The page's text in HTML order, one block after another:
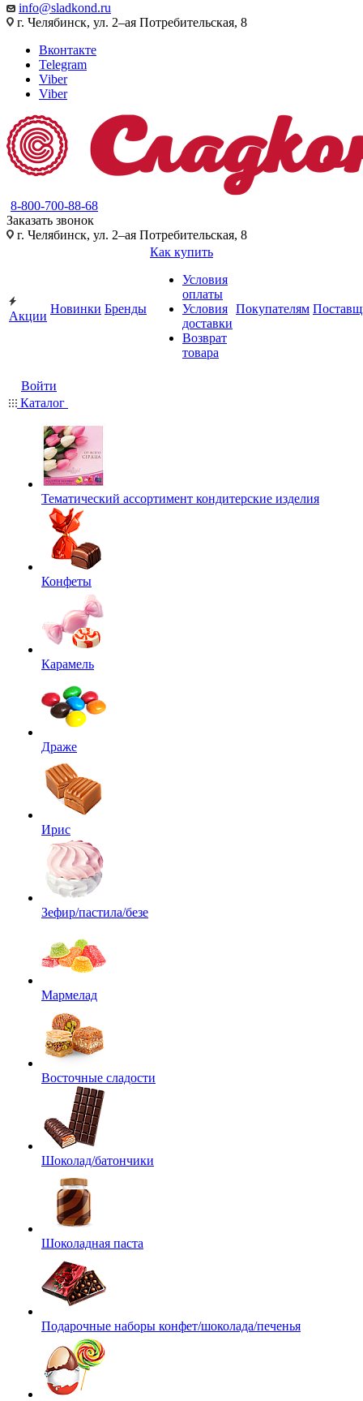
info@sladkond.ru
г. Челябинск, ул. 2–ая Потребительская, 8
Вконтакте
Telegram
Viber
Viber
8-800-700-88-68
Заказать звонок
г. Челябинск, ул. 2–ая Потребительская, 8
Акции
Новинки Бренды
Как купить
Условия
оплаты
Условия
доставки
Возврат
товара
Покупателям
Войти
Каталог
Тематический ассортимент кондитерские изделия
Конфеты
Карамель
Драже
Ирис
Зефир/пастила/безе
Мармелад
Восточные сладости
Шоколад/батончики
Шоколадная паста
Подарочные наборы конфет/шоколада/печенья